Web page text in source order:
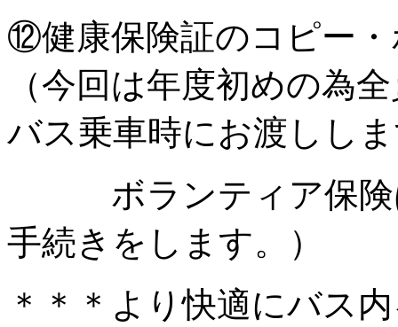
⑫健康保険証のコピー
（今回は年度初めの為
バス乗車時にお渡しし
ボランティア保険は
手続きをします。）
＊＊＊より快適にバス